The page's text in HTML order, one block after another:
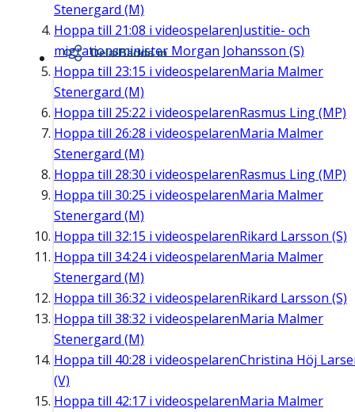
Stenergard (M)
Hoppa till 21:08 i videospelarenJustitie- och
migrationsminister Morgan Johansson (S)
Hoppa till 23:15 i videospelarenMaria Malmer
Stenergard (M)
Hoppa till 25:22 i videospelarenRasmus Ling (MP)
Hoppa till 26:28 i videospelarenMaria Malmer
Stenergard (M)
Hoppa till 28:30 i videospelarenRasmus Ling (MP)
Hoppa till 30:25 i videospelarenMaria Malmer
Stenergard (M)
Hoppa till 32:15 i videospelarenRikard Larsson (S)
Hoppa till 34:24i videospelarenMaria Malmer
Stenergard (M)
Hoppa till 36:32 i videospelarenRikard Larsson (S)
Hoppa till 38:32 i videospelarenMaria Malmer
Stenergard (M)
Hoppa till 40:28 i videospelarenChristina Höj
(V)
Hoppa till 42:17 i videospelarenMaria Malmer
Dela/Bädda in